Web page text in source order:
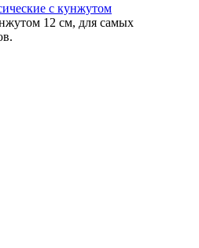
с кунжутом
12 см, для самых